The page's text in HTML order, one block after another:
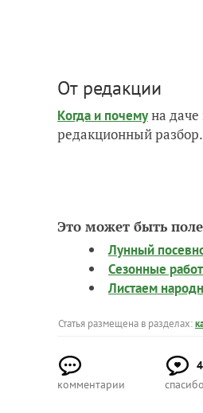
От редакции
Когда и почемуна
редакционный разбор.
Это может быть
Лунный
Сезонные
Листаем
Статья размещена в разделах:
комментарии
4